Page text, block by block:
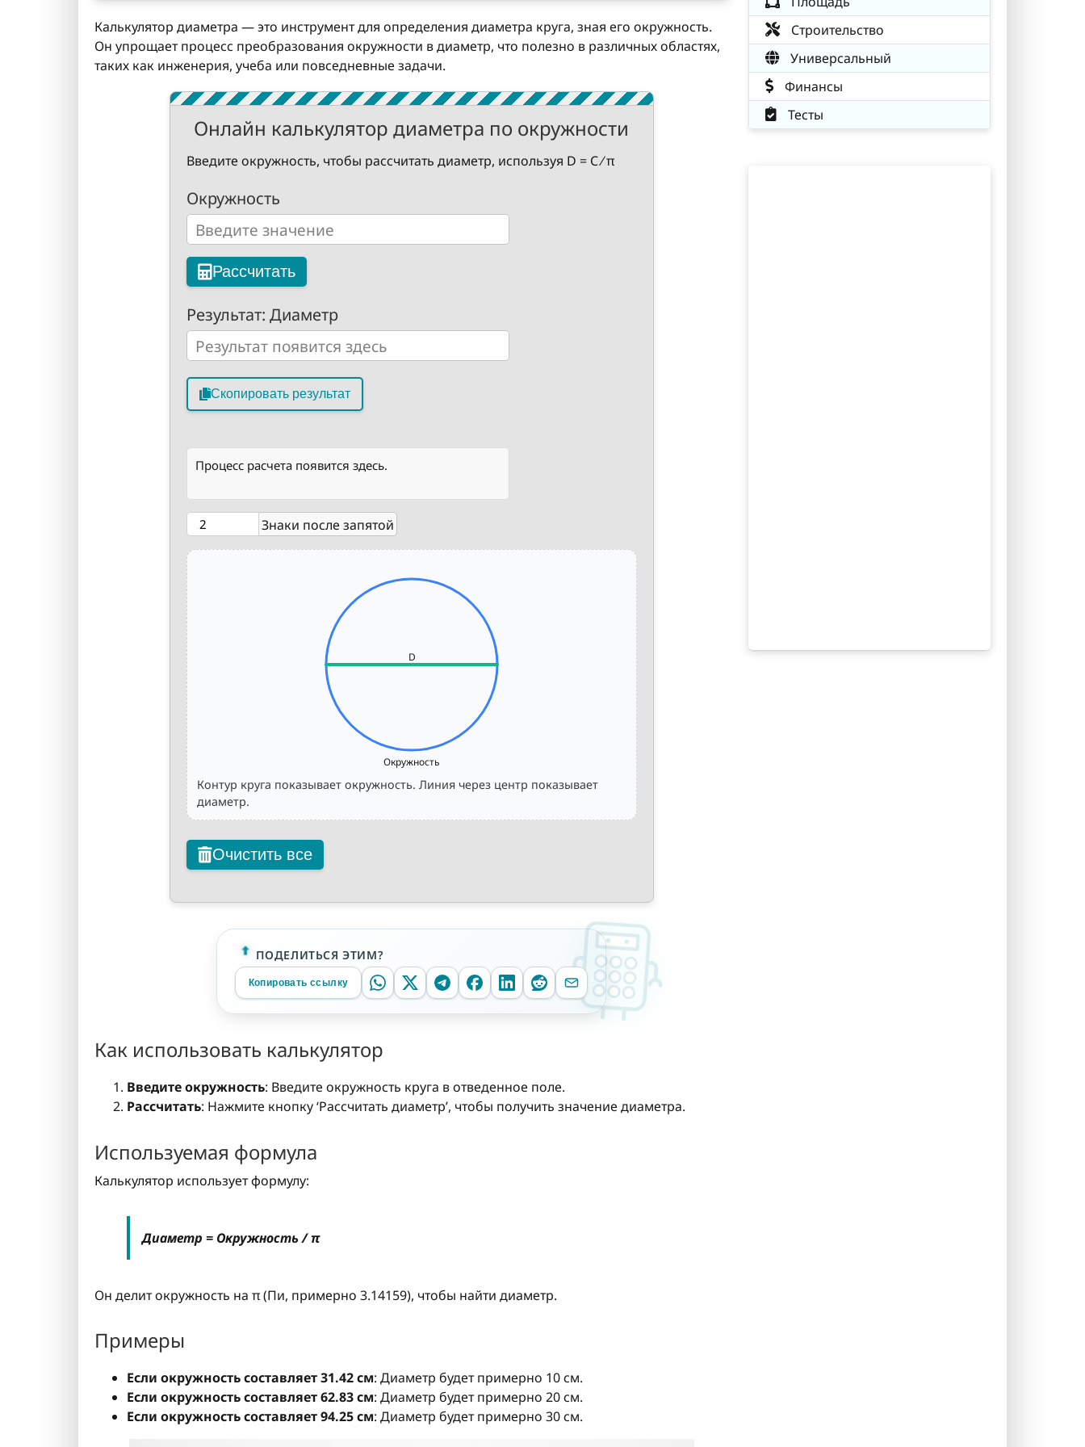
Калькулятор диаметра — это инструмент для определения диаметра круга, зная его окружность.
Он упрощает процесс преобразования окружности в диаметр, что полезно в различных областях,
таких как инженерия, учеба или повседневные задачи.
Онлайн калькулятор диаметра по окружности
Введите окружность, чтобы рассчитать диаметр, используя D = C ⁄ π
Окружность
Рассчитать
Результат: Диаметр
Скопировать результат
Процесс расчета появится здесь.
Знаки после запятой
D
Окружность
Контур круга показывает окружность. Линия через центр показывает
диаметр.
Очистить все
ПОДЕЛИТЬСЯ ЭТИМ?
Копировать ссылку
Как использовать калькулятор
Введите окружность: Введите окружность круга в отведенное поле.
Рассчитать: Нажмите кнопку ‘Рассчитать диаметр’, чтобы получить значение диаметра.
Используемая формула
Калькулятор использует формулу:
Диаметр = Окружность / π
Он делит окружность на π (Пи, примерно 3.14159), чтобы найти диаметр.
Примеры
Если окружность составляет 31.42 см: Диаметр будет примерно 10 см.
Если окружность составляет 62.83 см: Диаметр будет примерно 20 см.
Если окружность составляет 94.25 см: Диаметр будет примерно 30 см.
Строительство
Универсальный
Финансы
Тесты